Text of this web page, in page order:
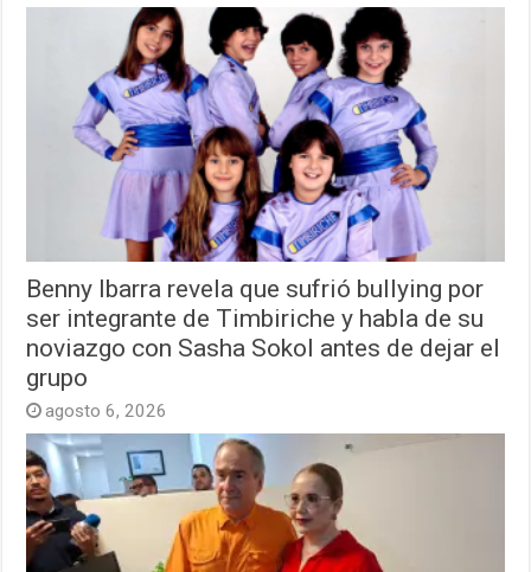
Benny Ibarra revela que sufrió bullying por
ser integrante de Timbiriche y habla de su
noviazgo con Sasha Sokol antes de dejar el
grupo
agosto 6, 2026